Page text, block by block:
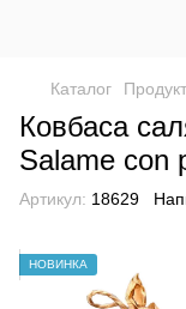
Каталог
Ковбаса
Salame con
Артикул: 18629
НОВИНКА